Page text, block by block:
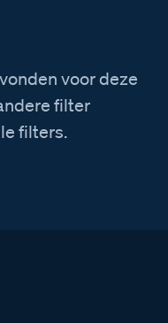
voor deze
filter
filters.